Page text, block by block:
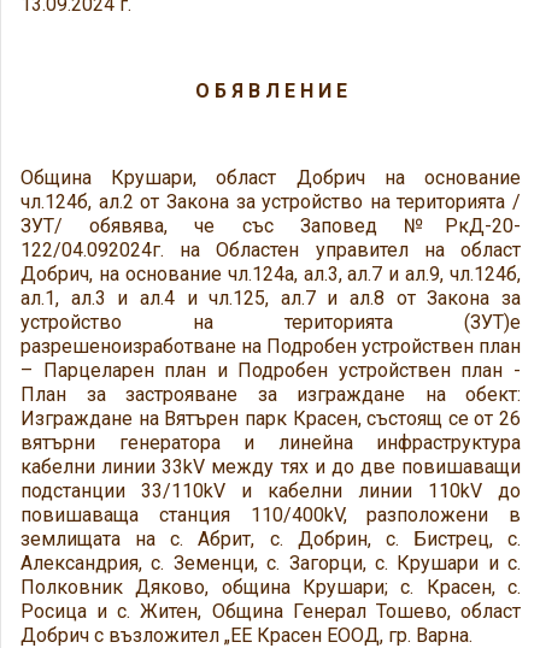
О Б Я В Л Е Н И Е
Община Крушари, област Добрич на основание
чл.124б, ал.2 от Закона за устройство на територията /
ЗУТ/ обявява, че със Заповед №РкД-20-
122/04.092024г. на Областен управител на област
Добрич, на основание чл.124а, ал.3, ал.7 и ал.9, чл.124б,
ал.1, ал.3 и ал.4 и чл.125, ал.7 и ал.8 от Закона за
устройство на територията (ЗУТ)е
разрешеноизработване на Подробен устройствен план
– Парцеларен план и Подробен устройствен план -
План за застрояване за изграждане на обект:
Изграждане на Вятърен парк Красен, състоящ се от 26
вятърни генератора и линейна инфраструктура
кабелни линии 33kV между тях и до две повишаващи
подстанции 33/110kV и кабелни линии 110kV до
повишаваща станция 110/400kV, разположени в
землищата на с. Абрит, с. Добрин, с. Бистрец, с.
Александрия, с. Земенци, с. Загорци, с. Крушари и с.
Полковник Дяково, община Крушари; с. Красен, с.
Росица и с. Житен, Община Генерал Тошево, област
Добрич с възложител „ЕЕ Красен ЕООД, гр. Варна.